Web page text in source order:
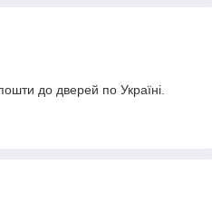
до дверей по Україні.